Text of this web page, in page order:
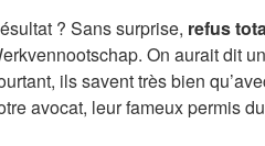
? Sans surprise, refus
On aurait dit
ils savent très bien
avocat, leur fameux permis